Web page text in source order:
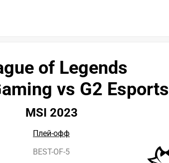
of Legends
vs G2 Esports
MSI 2023
Плей-офф
BEST-OF-5